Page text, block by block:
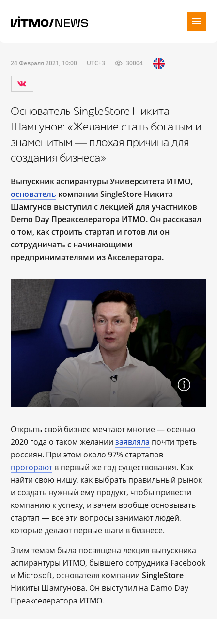
24 Февраля 2021, 10:00 UTC+3 30004
Основатель SingleStore Никита
Шамгунов: «Желание стать богатым и
знаменитым ― плохая причина для
создания бизнеса»
Выпускник аспирантуры Университета ИТМО,
основатель компании SingleStore Никита
Шамгунов выступил с лекцией для участников
Demo Day Преакселератора ИТМО. Он рассказал
о том, как строить стартап и готов ли он
сотрудничать с начинающими
предпринимателями из Акселератора.
Открыть свой бизнес мечтают многие ― осенью
2020 года о таком желаниизаявляла почти треть
россиян. При этом около 97% стартапов
прогораютв первый же год существования. Как
найти свою нишу, как выбрать правильный рынок
и создать нужный ему продукт, чтобы привести
компанию к успеху, и зачем вообще основывать
стартап ― все эти вопросы занимают людей,
которые делают первые шаги в бизнесе.
Этим темам была посвящена лекция выпускника
аспирантуры ИТМО, бывшего сотрудника Facebook
и Microsoft, основателя компанииSingleStore
Никиты Шамгунова. Он выступил на Damo Day
Преакселератора ИТМО.